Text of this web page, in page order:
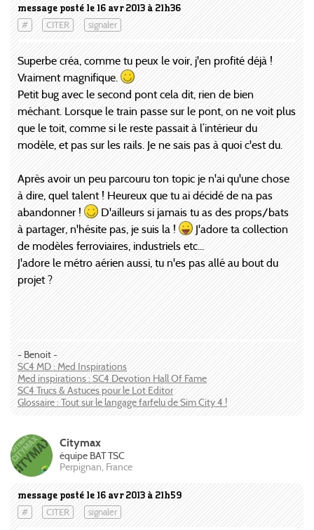
message posté le 16 avr 2013 à 21h36
# CITER signaler
Superbe créa, comme tu peux le voir, j'en profité déjà !
Vraiment magnifique.
Petit bug avec le second pont cela dit, rien de bien
méchant. Lorsque le train passe sur le pont, on ne voit plus
que le toit, comme si le reste passait à l’intérieur du
modèle, et pas sur les rails. Je ne sais pas à quoi c'est du.
Après avoir un peu parcouru ton topic je n'ai qu'une chose
à dire, quel talent ! Heureux que tu ai décidé de na pas
abandonner !
D'ailleurs si jamais tu as des props/bats
à partager, n'hésite pas, je suis la !
J'adore ta collection
de modèles ferroviaires, industriels etc...
J'adore le métro aérien aussi, tu n'es pas allé au bout du
projet ?
- Benoit -
SC4 MD : Med Inspirations
Med inspirations : SC4 Devotion Hall Of Fame
SC4 Trucs & Astuces pour le Lot Editor
Glossaire : Tout sur le langage farfelu de Sim City 4 !
message posté le 16 avr 2013 à 21h59
# CITER signaler
Citymax
équipe BAT TSC
Perpignan, France